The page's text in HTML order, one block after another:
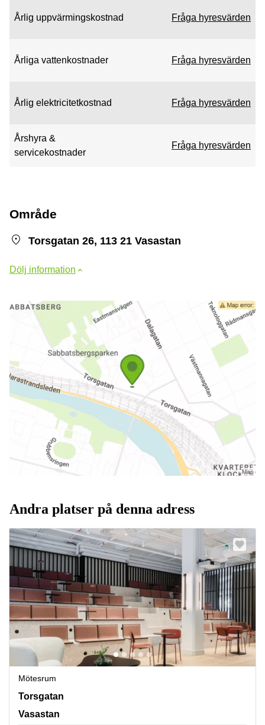
Årlig uppvärmingskostnad Fråga hyresvärden
Årliga vattenkostnader Fråga hyresvärden
Årlig elektricitetkostnad Fråga hyresvärden
Årshyra &
servicekostnader
Fråga hyresvärden
Område
Torsgatan 26, 113 21 Vasastan
Dölj information
Andra platser på denna adress
Mötesrum
Torsgatan 26, Vasastan
Torsgatan
Vasastan